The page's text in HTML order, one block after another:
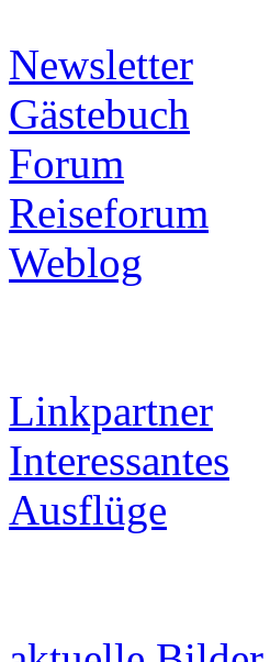
Newsletter
Gästebuch
Forum
Reiseforum
Weblog
Linkpartner
Interessantes
Ausflüge